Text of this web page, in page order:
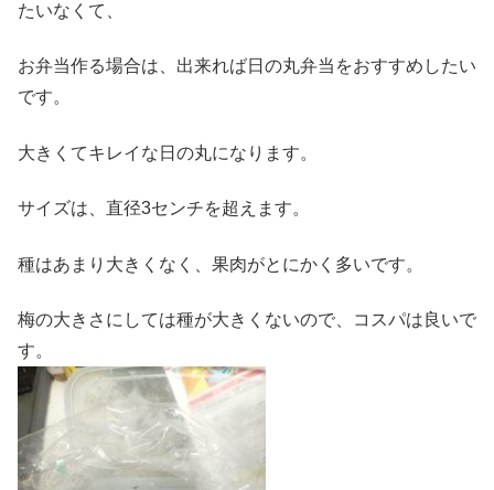
たいなくて、
お弁当作る場合は、出来れば日の丸弁当をおすすめしたい
です。
大きくてキレイな日の丸になります。
サイズは、直径3センチを超えます。
種はあまり大きくなく、果肉がとにかく多いです。
梅の大きさにしては種が大きくないので、コスパは良いで
す。